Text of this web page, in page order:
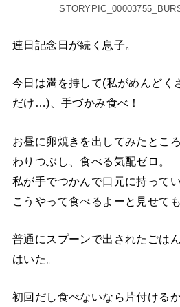
連日記念日が続く息子。
今日は満を持して(私がめんどく
だけ…)、手づかみ食べ！
お昼に卵焼きを出してみたとこ
わりつぶし、食べる気配ゼロ。
私が手でつかんで口元に持って
こうやって食べるよーと見せても
普通にスプーンで出されたごは
はいた。
初回だし食べないなら片付ける